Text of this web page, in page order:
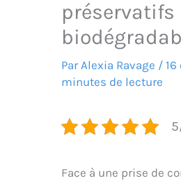
préservatifs
Par Alexia Ravage /
minutes de lecture
Face à une prise de